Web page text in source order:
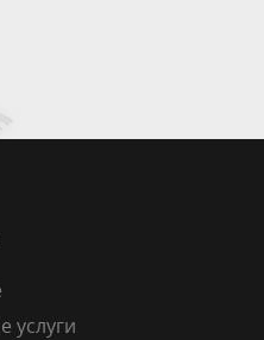
услуги